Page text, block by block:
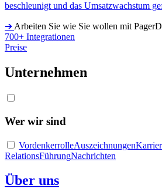
beschleunigt und das Umsatzwachstum
➔ Arbeiten Sie wie Sie wollen mit
700+ Integrationen
Preise
Unternehmen
Wer wir sind
VordenkerrolleAuszeichnungen
RelationsFührungNachrichten
Über uns